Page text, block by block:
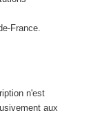
France.
n'est
aux